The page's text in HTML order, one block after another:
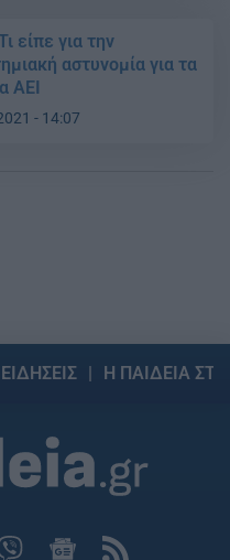
είπε για την
αστυνομία για τα
ΑΕΙ
- 14:07
ΕΙΔΗΣΕΙΣ Η ΠΑΙΔΕΙΑ